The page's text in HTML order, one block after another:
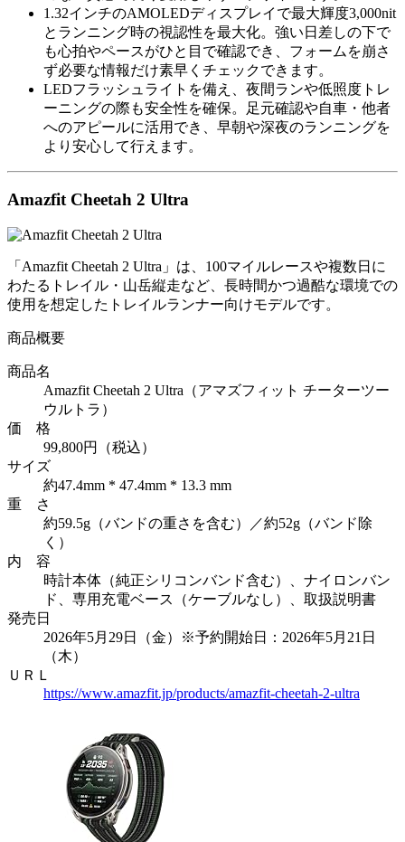
1.32インチのAMOLEDディスプレイで最大輝度3,000nit
とランニング時の視認性を最大化。強い日差しの下で
も心拍やペースがひと目で確認でき、フォームを崩さ
ず必要な情報だけ素早くチェックできます。
LEDフラッシュライトを備え、夜間ランや低照度トレ
ーニングの際も安全性を確保。足元確認や自車・他者
へのアピールに活用でき、早朝や深夜のランニングを
より安心して行えます。
Amazfit Cheetah 2 Ultra
「Amazfit Cheetah 2 Ultra」は、100マイルレースや複数日に
わたるトレイル・山岳縦走など、長時間かつ過酷な環境での
使用を想定したトレイルランナー向けモデルです。
商品概要
商品名
Amazfit Cheetah 2 Ultra（アマズフィット チーターツー
ウルトラ）
価 格
99,800円（税込）
サイズ
約47.4mm * 47.4mm * 13.3 mm
重 さ
約59.5g（バンドの重さを含む）／約52g（バンド除
く）
内 容
時計本体（純正シリコンバンド含む）、ナイロンバン
ド、専用充電ベース（ケーブルなし）、取扱説明書
発売日
2026年5月29日（金）※予約開始日：2026年5月21日
（木）
ＵＲＬ
https://www.amazfit.jp/products/amazfit-cheetah-2-ultra